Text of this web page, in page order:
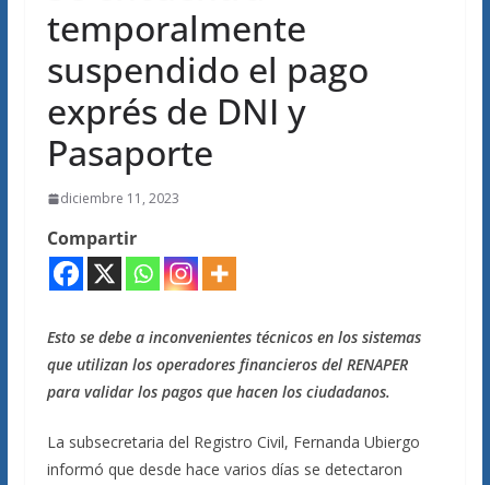
temporalmente
suspendido el pago
exprés de DNI y
Pasaporte
diciembre 11, 2023
Compartir
Esto se debe a inconvenientes técnicos en los sistemas
que utilizan los operadores financieros del RENAPER
para validar los pagos que hacen los ciudadanos.
La subsecretaria del Registro Civil, Fernanda Ubiergo
informó que desde hace varios días se detectaron